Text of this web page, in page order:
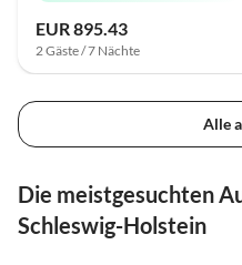
EUR 895.43
2 Gäste / 7 Nächte
Alle
Die meistgesuchten
Schleswig-Holstein